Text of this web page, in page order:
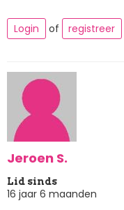
Login of registreer
Jeroen S.
Lid sinds
16 jaar 6 maanden